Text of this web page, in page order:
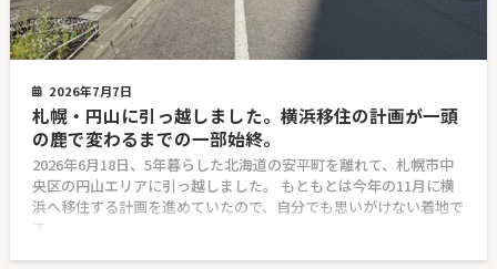
2026年7月7日
札幌・円山に引っ越しました。横浜移住の計画が一頭
の鹿で変わるまでの一部始終。
2026年6月18日、5年暮らした北海道の安平町を離れて、札幌市中
央区の円山エリアに引っ越しました。 もともとは今年の11月に横
浜へ移住する計画を進めていたので、自分でも思いがけない着地で
す。